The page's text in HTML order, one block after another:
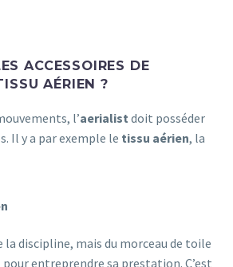
ACCESSOIRES DE
AÉRIEN ?
l’aerialist doit posséder
Il y a par exemple le tissu aérien, la
la discipline, mais du morceau de toile
pour entreprendre sa prestation. C’est